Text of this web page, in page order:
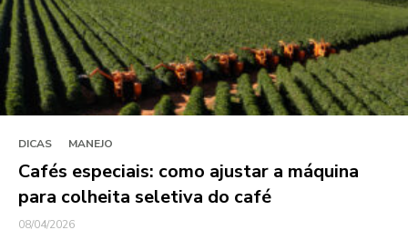
DICAS MANEJO
Cafés especiais: como ajustar a máquina
para colheita seletiva do café
08/04/2026